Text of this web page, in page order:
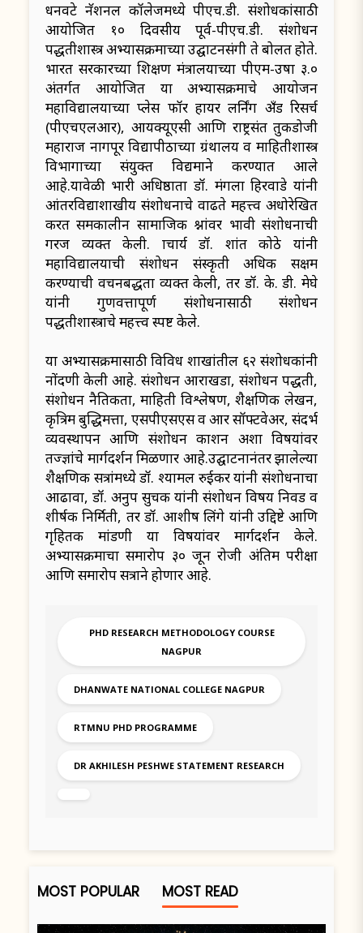
धनवटे नॅशनल कॉलेजमध्ये पीएच.डी. संशोधकांसाठी
आयोजित १० दिवसीय पूर्व-पीएच.डी. संशोधन
पद्धतीशास्त्र अभ्यासक्रमाच्या उद्घाटनप्रसंगी ते बोलत होते.
भारत सरकारच्या शिक्षण मंत्रालयाच्या पीएम-उषा ३.०
अंतर्गत आयोजित या अभ्यासक्रमाचे आयोजन
महाविद्यालयाच्या प्लेस फॉर हायर लर्निंग अँड रिसर्च
(पीएचएलआर), आयक्यूएसी आणि राष्ट्रसंत तुकडोजी
महाराज नागपूर विद्यापीठाच्या ग्रंथालय व माहितीशास्त्र
विभागाच्या संयुक्त विद्यमाने करण्यात आले
आहे.यावेळी प्रभारी अधिष्ठाता डॉ. मंगला हिरवाडे यांनी
आंतरविद्याशाखीय संशोधनाचे वाढते महत्त्व अधोरेखित
करत समकालीन सामाजिक प्रश्नांवर प्रभावी संशोधनाची
गरज व्यक्त केली. प्राचार्य डॉ. प्रशांत कोठे यांनी
महाविद्यालयाची संशोधन संस्कृती अधिक सक्षम
करण्याची वचनबद्धता व्यक्त केली, तर डॉ. के. डी. मेघे
यांनी गुणवत्तापूर्ण संशोधनासाठी संशोधन
पद्धतीशास्त्राचे महत्त्व स्पष्ट केले.
या अभ्यासक्रमासाठी विविध शाखांतील ६२ संशोधकांनी
नोंदणी केली आहे. संशोधन आराखडा, संशोधन पद्धती,
संशोधन नैतिकता, माहिती विश्लेषण, शैक्षणिक लेखन,
कृत्रिम बुद्धिमत्ता, एसपीएसएस व आर सॉफ्टवेअर, संदर्भ
व्यवस्थापन आणि संशोधन प्रकाशन अशा विषयांवर
तज्ज्ञांचे मार्गदर्शन मिळणार आहे.उद्घाटनानंतर झालेल्या
शैक्षणिक सत्रांमध्ये डॉ. श्यामल रुईकर यांनी संशोधनाचा
आढावा, डॉ. अनुप सुचक यांनी संशोधन विषय निवड व
शीर्षक निर्मिती, तर डॉ. आशीष लिंगे यांनी उद्दिष्टे आणि
गृहितक मांडणी या विषयांवर मार्गदर्शन केले.
अभ्यासक्रमाचा समारोप ३० जून रोजी अंतिम परीक्षा
आणि समारोप सत्राने होणार आहे.
PHD RESEARCH METHODOLOGY COURSE
NAGPUR
DHANWATE NATIONAL COLLEGE NAGPUR
RTMNU PHD PROGRAMME
DR AKHILESH PESHWE STATEMENT RESEARCH
MOST POPULAR MOST READ